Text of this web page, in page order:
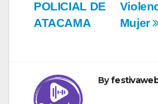
Mujer
POLICIAL DE
ATACAMA
By